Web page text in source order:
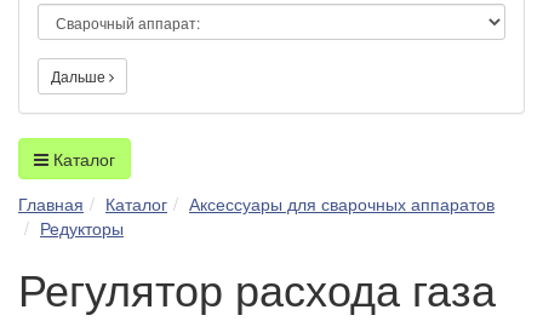
Дальше
Каталог
Главная
Каталог
Аксессуары для сварочных аппаратов
Редукторы
Регулятор расхода газа